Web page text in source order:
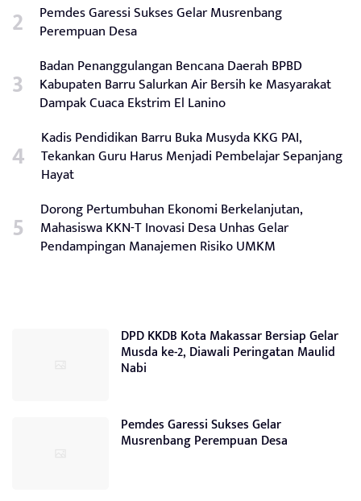
Pemdes Garessi Sukses Gelar Musrenbang
Perempuan Desa
Badan Penanggulangan Bencana Daerah BPBD
Kabupaten Barru Salurkan Air Bersih ke Masyarakat
Dampak Cuaca Ekstrim El Lanino
Kadis Pendidikan Barru Buka Musyda KKG PAI,
Tekankan Guru Harus Menjadi Pembelajar Sepanjang
Hayat
Dorong Pertumbuhan Ekonomi Berkelanjutan,
Mahasiswa KKN-T Inovasi Desa Unhas Gelar
Pendampingan Manajemen Risiko UMKM
DPD KKDB Kota Makassar Bersiap Gelar
Musda ke-2, Diawali Peringatan Maulid
Nabi
Pemdes Garessi Sukses Gelar
Musrenbang Perempuan Desa